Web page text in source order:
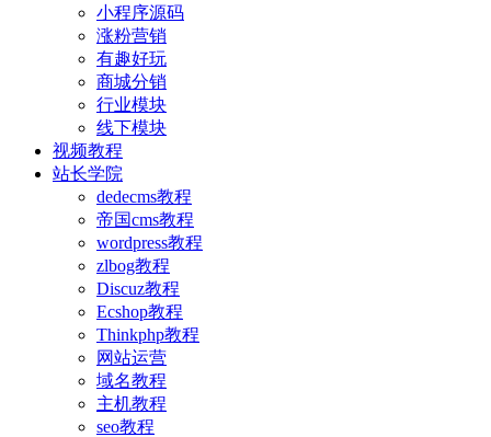
小程序源码
涨粉营销
有趣好玩
商城分销
行业模块
线下模块
视频教程
站长学院
dedecms教程
帝国cms教程
wordpress教程
zlbog教程
Discuz教程
Ecshop教程
Thinkphp教程
网站运营
域名教程
主机教程
seo教程